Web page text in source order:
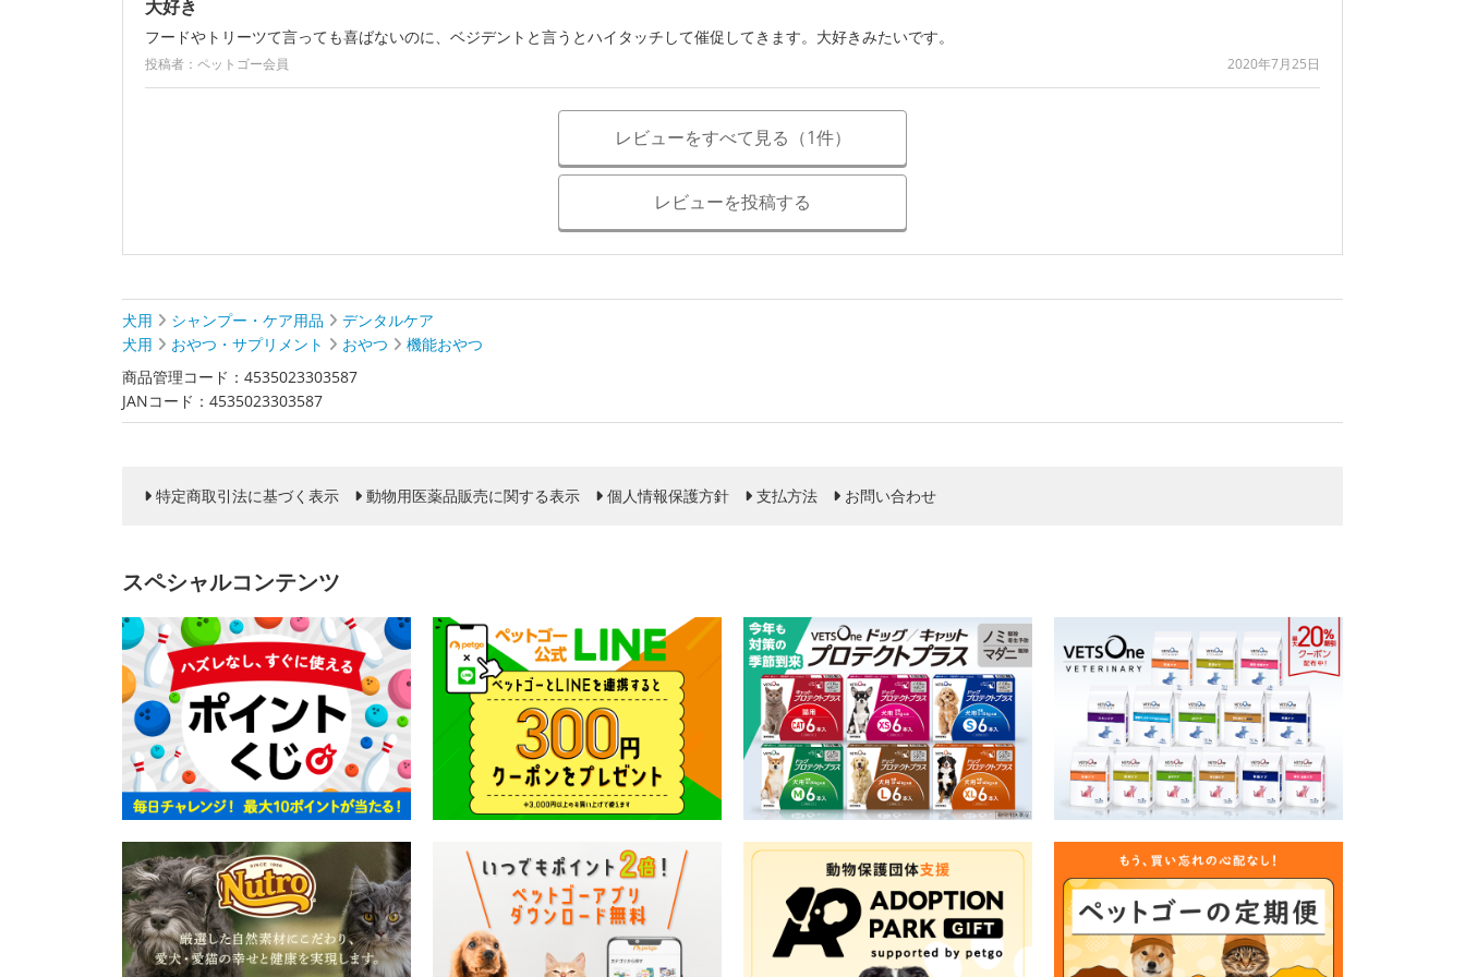
大好き
フードやトリーツて言っても喜ばないのに、ベジデントと言うとハイタッチして催促してきます。大好きみたいです。
投稿者：ペットゴー会員 2020年7月25日
レビューをすべて見る（1件）
レビューを投稿する
犬用 シャンプー・ケア用品
デンタルケア
犬用
おやつ・サプリメント おやつ
機能おやつ
商品管理コード：4535023303587
JANコード：4535023303587
特定商取引法に基づく表示 動物用医薬品販売に関する表示 個人情報保護方針 支払方法 お問い合わせ
スペシャルコンテンツ